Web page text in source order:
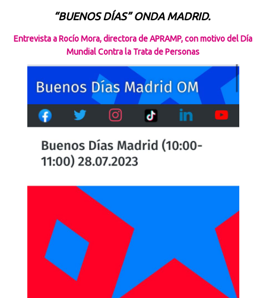
“BUENOS DÍAS” ONDA MADRID.
Entrevista a Rocío Mora, directora de APRAMP, con motivo del Día
Mundial Contra la Trata de Personas